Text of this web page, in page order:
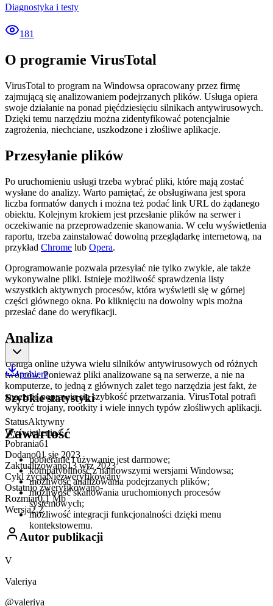
Diagnostyka i testy
181
O programie VirusTotal
VirusTotal to program na Windowsa opracowany przez firmę
zajmującą się analizowaniem podejrzanych plików. Usługa opiera
swoje działanie na ponad pięćdziesięciu silnikach antywirusowych.
Dzięki temu narzędziu można zidentyfikować potencjalnie
zagrożenia, niechciane, uszkodzone i złośliwe aplikacje.
Przesyłanie plików
Po uruchomieniu usługi trzeba wybrać pliki, które mają zostać
wysłane do analizy. Warto pamiętać, że obsługiwana jest spora
liczba formatów danych i można też podać link URL do żądanego
obiektu. Kolejnym krokiem jest przesłanie plików na serwer i
oczekiwanie na przeprowadzenie skanowania. W celu wyświetlenia
raportu, trzeba zainstalować dowolną przeglądarkę internetową, na
przykład Chrome lub Opera.
Oprogramowanie pozwala przesyłać nie tylko zwykłe, ale także
wykonywalne pliki. Istnieje możliwość sprawdzenia listy
wszystkich aktywnych procesów, która wyświetli się w górnej
części głównego okna. Po kliknięciu na dowolny wpis można
przesłać dane do weryfikacji.
Analiza
Usługa online używa wielu silników antywirusowych od różnych
twórców. Ponieważ pliki analizowane są na serwerze, a nie na
komputerze, to jedną z głównych zalet tego narzędzia jest fakt, że
znacznie poprawia się szybkość przetwarzania. VirusTotal potrafi
wykryć trojany, rootkity i wiele innych typów złośliwych aplikacji.
Zawartość
pobieranie i używanie jest darmowe;
kompatybilność z najnowszymi wersjami Windowsa;
możliwość analizowania podejrzanych plików;
możliwość skanowania uruchomionych procesów
systemowych;
możliwość integracji funkcjonalności dzięki menu
kontekstowemu.
pobierz
Szybkie statystyki
StatusAktywny
Wyświetlenia4
Pobrania61
Dodano01 sie 2023
Zaktualizowano13 wrz 2023
Cykl życiaNiezweryfikowany
Ostatnio zweryfikowano-
Rozmiar0,1 Mb
Wersja2.2
Autor publikacji
V
Valeriya
@valeriya